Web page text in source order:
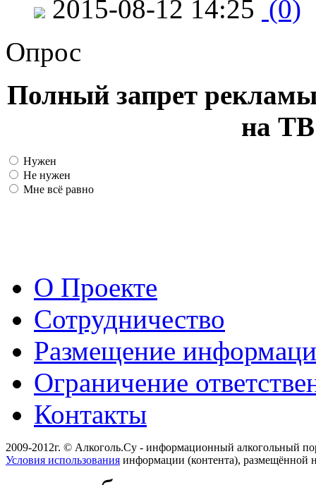
2015-08-12 14:25 (0)
Опрос
Полный запрет
на ТВ
Нужен
Не нужен
Мне всё равно
О Проекте
Сотрудничество
Размещение
Ограничение
Контакты
2009-2012г. © Алкоголь.Су - информационный алкогольный
Условия использования информации (контента), размещённой